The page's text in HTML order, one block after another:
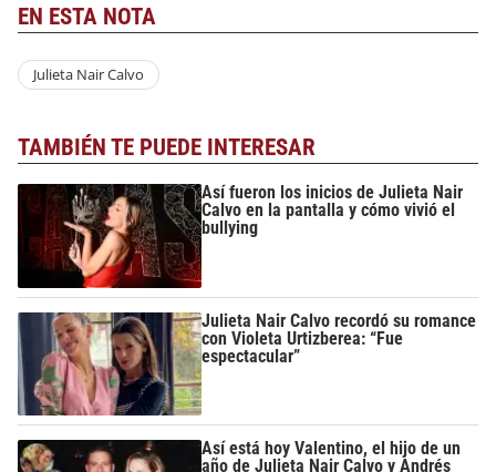
EN ESTA NOTA
Julieta Nair Calvo
TAMBIÉN TE PUEDE INTERESAR
Así fueron los inicios de Julieta Nair
Calvo en la pantalla y cómo vivió el
bullying
Julieta Nair Calvo recordó su romance
con Violeta Urtizberea: “Fue
espectacular”
Así está hoy Valentino, el hijo de un
año de Julieta Nair Calvo y Andrés